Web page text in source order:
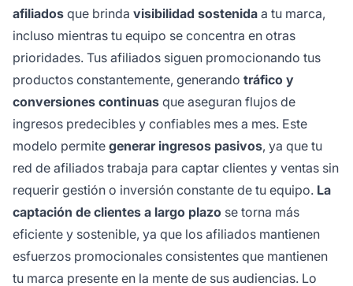
afiliados que brinda visibilidad sostenida a tu marca,
incluso mientras tu equipo se concentra en otras
prioridades. Tus afiliados siguen promocionando tus
productos constantemente, generando tráfico y
conversiones continuas que aseguran flujos de
ingresos predecibles y confiables mes a mes. Este
modelo permite generar ingresos pasivos, ya que tu
red de afiliados trabaja para captar clientes y ventas sin
requerir gestión o inversión constante de tu equipo. La
captación de clientes a largo plazo se torna más
eficiente y sostenible, ya que los afiliados mantienen
esfuerzos promocionales consistentes que mantienen
tu marca presente en la mente de sus audiencias. Lo